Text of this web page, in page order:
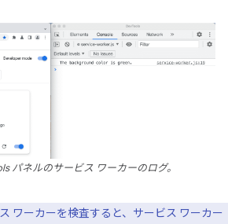
パネルのサービス ワーカーのログ。
ワーカーを検査すると、サービス ワーカー